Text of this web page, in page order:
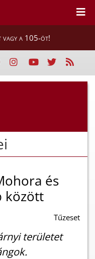
vagy a 105-öt!
és
között
Tűzeset
területet